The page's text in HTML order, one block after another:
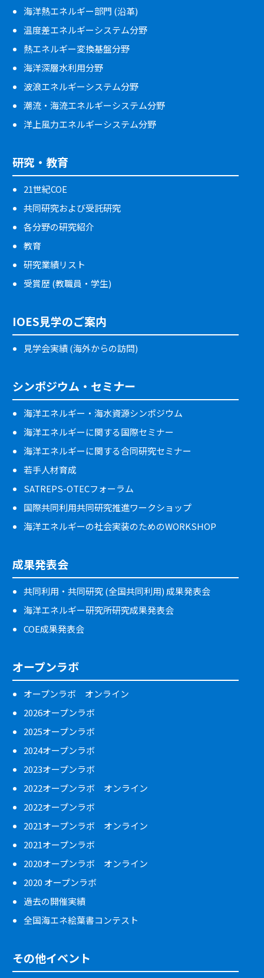
海洋熱エネルギー部門 (沿革)
温度差エネルギーシステム分野
熱エネルギー変換基盤分野
海洋深層水利用分野
波浪エネルギーシステム分野
潮流・海流エネルギーシステム分野
洋上風力エネルギーシステム分野
研究・教育
21世紀COE
共同研究および受託研究
各分野の研究紹介
教育
研究業績リスト
受賞歴 (教職員・学生)
IOES見学のご案内
見学会実績 (海外からの訪問)
シンポジウム・セミナー
海洋エネルギー・海水資源シンポジウム
海洋エネルギーに関する国際セミナー
海洋エネルギーに関する合同研究セミナー
若手人材育成
SATREPS-OTECフォーラム
国際共同利用共同研究推進ワークショップ
海洋エネルギーの社会実装のためのWORKSHOP
成果発表会
共同利用・共同研究 (全国共同利用) 成果発表会
海洋エネルギー研究所研究成果発表会
COE成果発表会
オープンラボ
オープンラボ オンライン
2026オープンラボ
2025オープンラボ
2024オープンラボ
2023オープンラボ
2022オープンラボ オンライン
2022オープンラボ
2021オープンラボ オンライン
2021オープンラボ
2020オープンラボ オンライン
2020 オープンラボ
過去の開催実績
全国海エネ絵葉書コンテスト
その他イベント